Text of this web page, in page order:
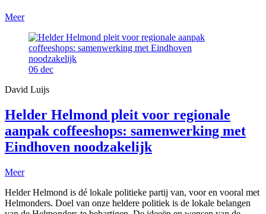
Meer
06 dec
David Luijs
Helder Helmond pleit voor regionale
aanpak coffeeshops: samenwerking met
Eindhoven noodzakelijk
Meer
Helder Helmond is dé lokale politieke partij van, voor en vooral met
Helmonders. Doel van onze heldere politiek is de lokale belangen